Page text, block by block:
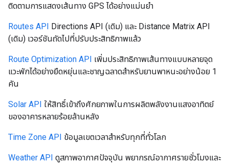
ติดตามการแสดงเส้นทาง GPS ได้อย่างแม่นยำ
Routes API Directions API (เดิม) และ Distance Matrix API
(เดิม) เวอร์ชันถัดไปที่ปรับประสิทธิภาพแล้ว
Route Optimization API เพิ่มประสิทธิภาพเส้นทางแบบหลายจุด
แวะพักได้อย่างยืดหยุ่นและชาญฉลาดสำหรับยานพาหนะอย่างน้อย 1
คัน
Solar API ให้สิทธิ์เข้าถึงศักยภาพในการผลิตพลังงานแสงอาทิตย์
ของอาคารหลายร้อยล้านหลัง
Time Zone API ข้อมูลเขตเวลาสำหรับทุกที่ทั่วโลก
Weather API ดูสภาพอากาศปัจจุบัน พยากรณ์อากาศรายชั่วโมงและ